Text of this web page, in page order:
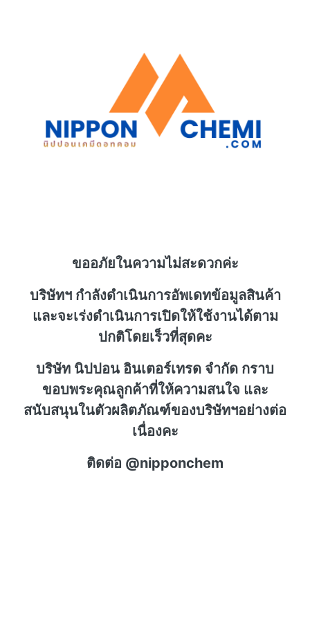
ขออภัยในความไม่สะดวกค่ะ
บริษัทฯ กำลังดำเนินการอัพเดทข้อมูลสินค้า
และจะเร่งดำเนินการเปิดให้ใช้งานได้ตาม
ปกติโดยเร็วที่สุดคะ
บริษัท นิปปอน อินเตอร์เทรด จำกัด กราบ
ขอบพระคุณลูกค้าที่ให้ความสนใจ และ
สนับสนุนในตัวผลิตภัณฑ์ของบริษัทฯอย่างต่อ
เนื่องคะ
ติดต่อ @nipponchem